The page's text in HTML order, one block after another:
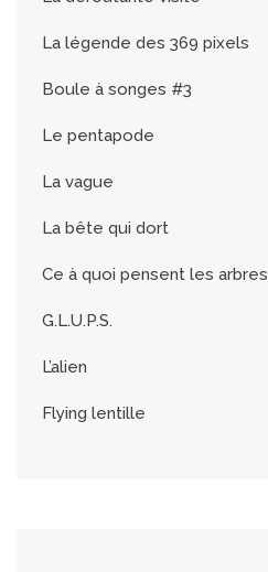
La légende des 369 pixels
Boule à songes #3
Le pentapode
La vague
La bête qui dort
Ce à quoi pensent les arbres
G.L.U.P.S.
L’alien
Flying lentille